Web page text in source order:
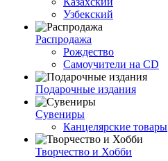
Узбекский
Распродажа
Рождество
Самоучители на CD
Подарочные издания
Сувениры
Канцелярские товары
Творчество и Хобби